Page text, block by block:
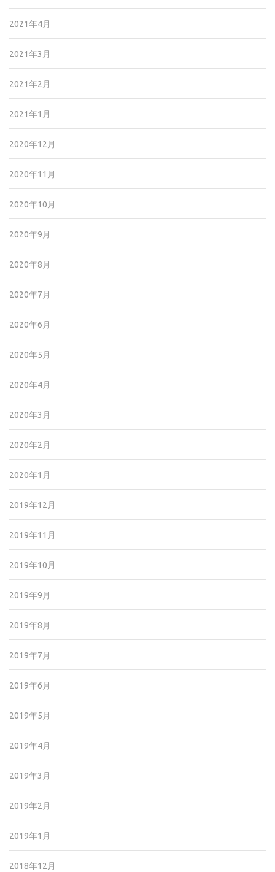
2021年4月
2021年3月
2021年2月
2021年1月
2020年12月
2020年11月
2020年10月
2020年9月
2020年8月
2020年7月
2020年6月
2020年5月
2020年4月
2020年3月
2020年2月
2020年1月
2019年12月
2019年11月
2019年10月
2019年9月
2019年8月
2019年7月
2019年6月
2019年5月
2019年4月
2019年3月
2019年2月
2019年1月
2018年12月